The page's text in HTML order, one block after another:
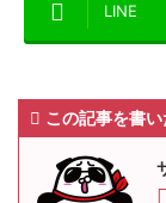
LINE
この記事を書い